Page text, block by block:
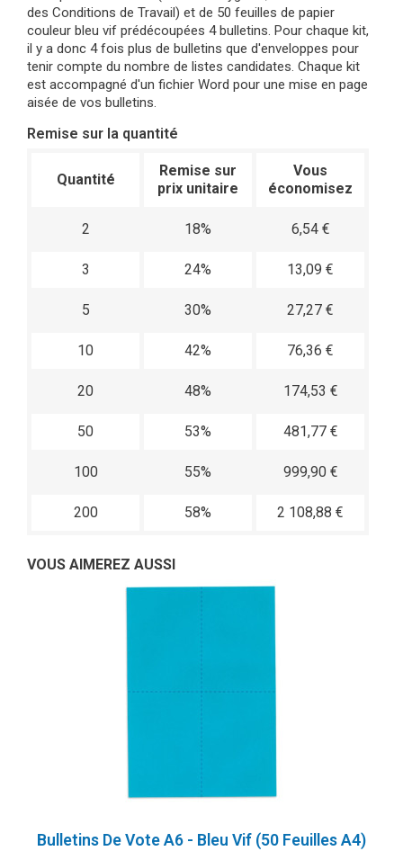
des Conditions de Travail) et de 50 feuilles de papier
couleur bleu vif prédécoupées 4 bulletins. Pour chaque kit,
il y a donc 4 fois plus de bulletins que d'enveloppes pour
tenir compte du nombre de listes candidates. Chaque kit
est accompagné d'un fichier Word pour une mise en page
aisée de vos bulletins.
Remise sur la quantité
Quantité
Remise sur
prix unitaire
Vous
économisez
2 18% 6,54 €
3 24% 13,09 €
5 30% 27,27 €
10 42% 76,36 €
20 48% 174,53 €
50 53% 481,77 €
100 55% 999,90 €
200 58% 2 108,88 €
VOUS AIMEREZ AUSSI
Bulletins De Vote A6 - Bleu Vif (50 Feuilles A4)